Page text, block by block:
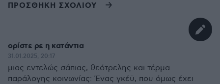
ΠΡΟΣΘΗΚΗ ΣΧΟΛΙΟΥ
ορίστε ρε η κατάντια
31.01.2025, 20:17
μιας εντελώς σάπιας, θεότρελης και τέρμα
παράλογης κοινωνίας: Ένας γκέϋ, που όμως έχει